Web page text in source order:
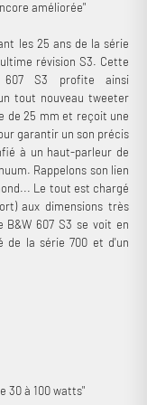
améliorée"
les 25 ans de la série
révision S3. Cette
607 S3 profite ainsi
tout nouveau tweeter
de 25 mm et reçoit une
garantir un son précis
à un haut-parleur de
Rappelons son lien
Le tout est chargé
aux dimensions très
607 S3 se voit en
de la série 700 et d'un
30 à 100 watts"